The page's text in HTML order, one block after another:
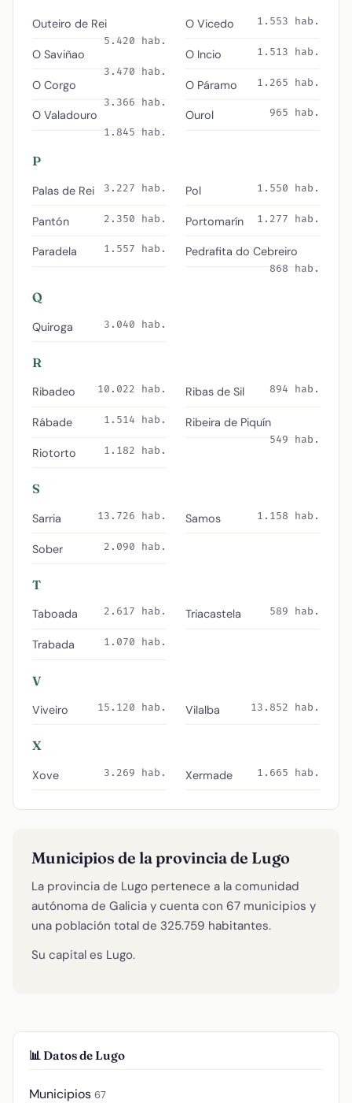
Outeiro de Rei
5.420 hab.
O Saviñao
3.470 hab.
O Corgo
3.366 hab.
O Valadouro
1.845 hab.
O Vicedo 1.553 hab.
O Incio 1.513 hab.
O Páramo 1.265 hab.
Ourol 965 hab.
P
Palas de Rei 3.227 hab.
Pantón 2.350 hab.
Paradela 1.557 hab.
Pol 1.550 hab.
Portomarín 1.277 hab.
Pedrafita do Cebreiro
868 hab.
Q
Quiroga 3.040 hab.
R
Ribadeo 10.022 hab.
Rábade 1.514 hab.
Riotorto 1.182 hab.
Ribas de Sil 894 hab.
Ribeira de Piquín
549 hab.
S
Sarria 13.726 hab.
Sober 2.090 hab.
Samos 1.158 hab.
T
Taboada 2.617 hab.
Trabada 1.070 hab.
Triacastela 589 hab.
V
Viveiro 15.120 hab. Vilalba 13.852 hab.
X
Xove 3.269 hab. Xermade 1.665 hab.
Municipios de la provincia de Lugo
La provincia de Lugo pertenece a la comunidad
autónoma de Galicia y cuenta con 67 municipios y
una población total de 325.759 habitantes.
Su capital es Lugo.
📊 Datos de Lugo
Municipios 67